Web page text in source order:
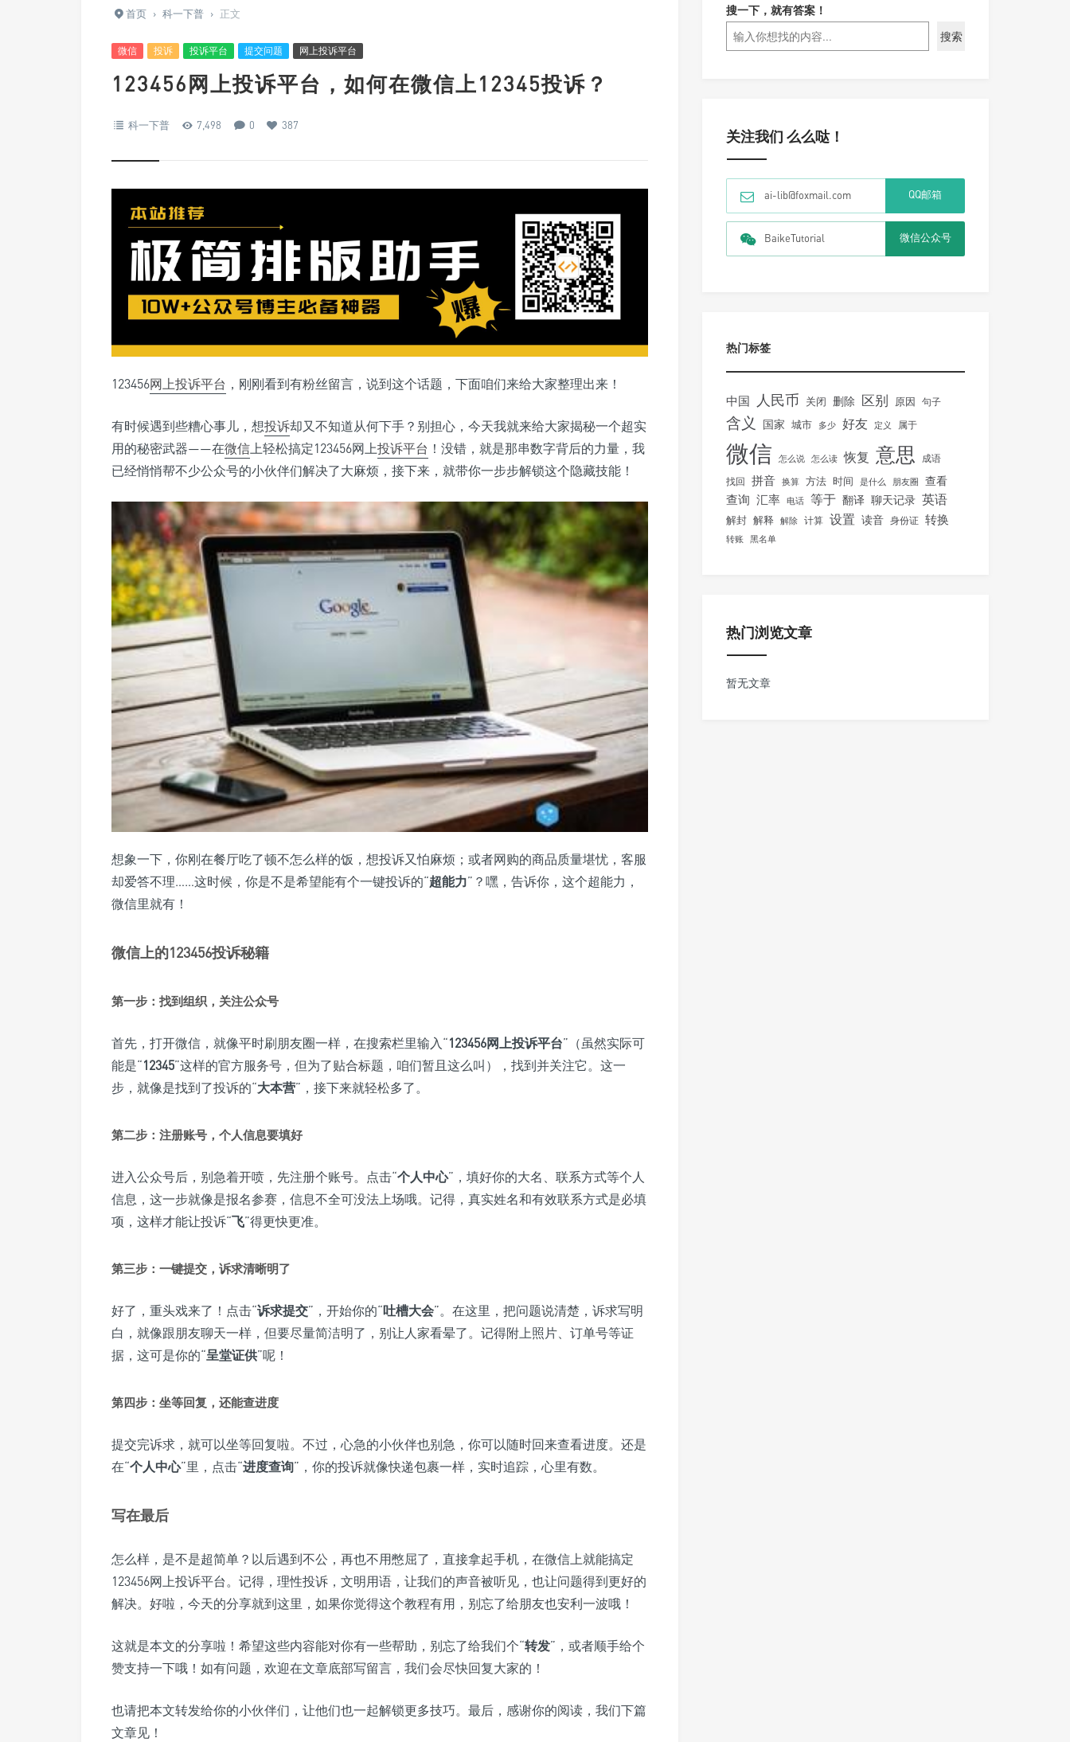
首页 › 科一下普 › 正文
微信 投诉 投诉平台 提交问题 网上投诉平台
123456网上投诉平台，如何在微信上12345投诉？
科一下普 7,498 0 387
123456网上投诉平台 ，刚刚看到有粉丝留言，说到这个话题，下面咱们来给大家整理出来！
有时候遇到些糟心事儿，想投诉却又不知道从何下手？别担心，今天我就来给大家揭秘一个超实
用的秘密武器——在微信 上轻松搞定123456网上投诉平台 ！没错，就是那串数字背后的力量，我
已经悄悄帮不少公众号的小伙伴们解决了大麻烦，接下来，就带你一步步解锁这个隐藏技能！
想象一下，你刚在餐厅吃了顿不怎么样的饭，想投诉又怕麻烦；或者网购的商品质量堪忧，客服
却爱答不理……这时候，你是不是希望能有个一键投诉的“超能力”？嘿，告诉你，这个超能力，
微信里就有！
微信上的123456投诉秘籍
第一步：找到组织，关注公众号
首先，打开微信，就像平时刷朋友圈一样，在搜索栏里输入“123456网上投诉平台”（虽然实际可
能是“12345”这样的官方服务号，但为了贴合标题，咱们暂且这么叫），找到并关注它。这一
步，就像是找到了投诉的“大本营”，接下来就轻松多了。
第二步：注册账号，个人信息要填好
进入公众号后，别急着开喷，先注册个账号。点击“个人中心”，填好你的大名、联系方式等个人
信息，这一步就像是报名参赛，信息不全可没法上场哦。记得，真实姓名和有效联系方式是必填
项，这样才能让投诉“飞”得更快更准。
第三步：一键提交，诉求清晰明了
好了，重头戏来了！点击“诉求提交”，开始你的“吐槽大会”。在这里，把问题说清楚，诉求写明
白，就像跟朋友聊天一样，但要尽量简洁明了，别让人家看晕了。记得附上照片、订单号等证
据，这可是你的“呈堂证供”呢！
第四步：坐等回复，还能查进度
提交完诉求，就可以坐等回复啦。不过，心急的小伙伴也别急，你可以随时回来查看进度。还是
在“个人中心”里，点击“进度查询”，你的投诉就像快递包裹一样，实时追踪，心里有数。
写在最后
怎么样，是不是超简单？以后遇到不公，再也不用憋屈了，直接拿起手机，在微信上就能搞定
123456网上投诉平台。记得，理性投诉，文明用语，让我们的声音被听见，也让问题得到更好的
解决。好啦，今天的分享就到这里，如果你觉得这个教程有用，别忘了给朋友也安利一波哦！
这就是本文的分享啦！希望这些内容能对你有一些帮助，别忘了给我们个“转发”，或者顺手给个
赞支持一下哦！如有问题，欢迎在文章底部写留言，我们会尽快回复大家的！
也请把本文转发给你的小伙伴们，让他们也一起解锁更多技巧。最后，感谢你的阅读，我们下篇
文章见！
搜一下，就有答案！
搜索
关注我们 么么哒！
ai-lib@foxmail.com QQ邮箱
BaikeTutorial 微信公众号
热门标签
中国 人民币 关闭 删除 区别 原因 句子
含义 国家 城市 多少 好友 定义 属于
微信 怎么说 怎么读 恢复 意思 成语
找回 拼音 换算 方法 时间 是什么 朋友圈 查看
查询 汇率 电话 等于 翻译 聊天记录 英语
解封 解释 解除 计算 设置 读音 身份证 转换
转账 黑名单
热门浏览文章
暂无文章